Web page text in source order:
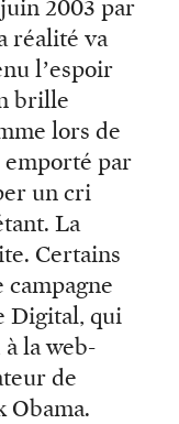
2003 par
réalité va
l’espoir
brille
lors de
emporté par
un cri
La
Certains
campagne
Digital, qui
la web-
de
Obama.